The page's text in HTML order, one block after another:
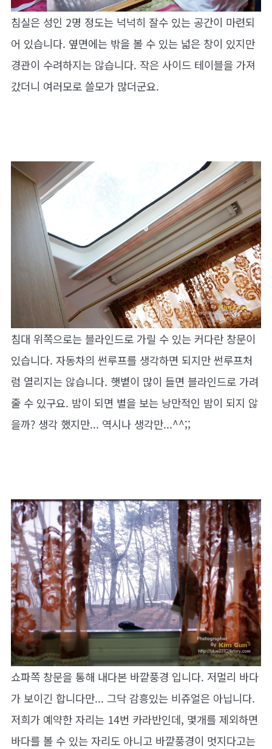
침실은 성인 2명 정도는 넉넉히 잘수 있는 공간이 마련되
어 있습니다. 옆면에는 밖을 볼 수 있는 넓은 창이 있지만
경관이 수려하지는 않습니다. 작은 사이드 테이블을 가져
갔더니 여러모로 쓸모가 많더군요.
침대 위쪽으로는 블라인드로 가릴 수 있는 커다란 창문이
있습니다. 자동차의 썬루프를 생각하면 되지만 썬루프처
럼 열리지는 않습니다. 햇볕이 많이 들면 블라인드로 가려
줄 수 있구요. 밤이 되면 별을 보는 낭만적인 밤이 되지 않
을까? 생각 했지만... 역시나 생각만...^^;;
쇼파쪽 창문을 통해 내다본 바깥풍경 입니다. 저멀리 바다
가 보이긴 합니다만... 그닥 감흥있는 비쥬얼은 아닙니다.
저희가 예약한 자리는 14번 카라반인데, 몇개를 제외하면
바다를 볼 수 있는 자리도 아니고 바깥풍경이 멋지다고는